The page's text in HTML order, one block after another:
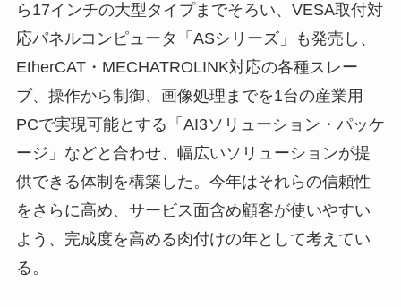
ら17インチの大型タイプまでそろい、VESA取付対
応パネルコンピュータ「ASシリーズ」も発売し、
EtherCAT・MECHATROLINK対応の各種スレー
ブ、操作から制御、画像処理までを1台の産業用
PCで実現可能とする「AI3ソリューション・パッケ
ージ」などと合わせ、幅広いソリューションが提
供できる体制を構築した。今年はそれらの信頼性
をさらに高め、サービス面含め顧客が使いやすい
よう、完成度を高める肉付けの年として考えてい
る。